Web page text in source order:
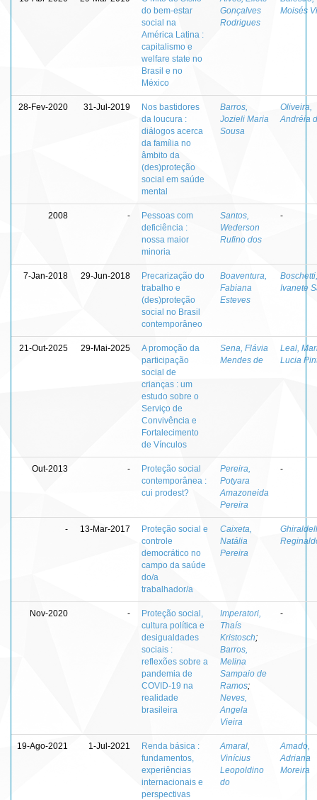
do bem-estar
social na
América Latina :
capitalismo e
welfare state no
Brasil e no
México
Gonçalves
Rodrigues
Moisés
28-Fev-2020 31-Jul-2019
Nos bastidores
da loucura :
diálogos acerca
da família no
âmbito da
(des)proteção
social em saúde
mental
Barros,
Jozieli Maria
Sousa
Oliveira,
Andréia
2008 -
Pessoas com
deficiência :
nossa maior
minoria
Santos,
Wederson
Rufino dos
-
7-Jan-2018 29-Jun-2018
Precarização do
trabalho e
(des)proteção
social no Brasil
contemporâneo
Boaventura,
Fabiana
Esteves
Boschetti,
Ivanete
21-Out-2025 29-Mai-2025
A promoção da
participação
social de
crianças : um
estudo sobre o
Serviço de
Convivência e
Fortalecimento
de Vínculos
Sena, Flávia
Mendes de
Leal,
Lucia
Out-2013 -
Proteção social
contemporânea :
cui prodest?
Pereira,
Potyara
Amazoneida
Pereira
-
- 13-Mar-2017
Proteção social e
controle
democrático no
campo da saúde
do/a
trabalhador/a
Caixeta,
Natália
Pereira
Nov-2020 -
Proteção social,
cultura política e
desigualdades
sociais :
reflexões sobre a
pandemia de
COVID-19 na
realidade
brasileira
Imperatori,
Thaís
Kristosch;
Barros,
Melina
Sampaio de
Ramos;
Neves,
Angela
Vieira
-
19-Ago-2021 1-Jul-2021
Renda básica :
fundamentos,
experiências
internacionais e
perspectivas
Amaral,
Vinícius
Leopoldino
do
Amado,
Adriana
Moreira